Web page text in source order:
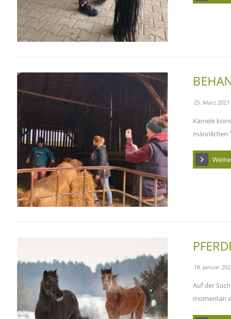
25. März 2021
Kamele
männlichen
18. Januar
Auf der
momentan